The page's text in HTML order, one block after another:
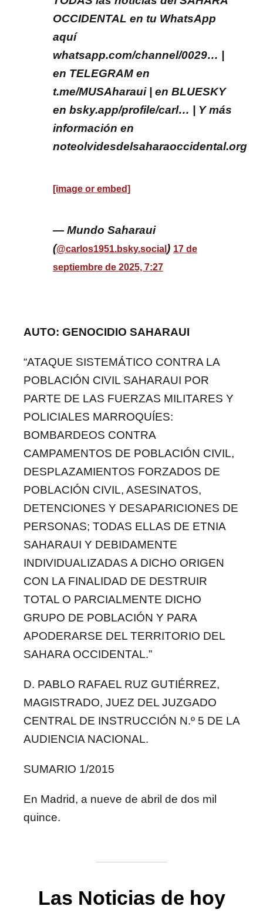
OCCIDENTAL en tu WhatsApp
aquí
whatsapp.com/channel/0029… |
en TELEGRAM en
t.me/MUSAharaui | en BLUESKY
en bsky.app/profile/carl… | Y más
información en
noteolvidesdelsaharaoccidental.org
[image or embed]
— Mundo Saharaui
(@carlos1951.bsky.social ) 17 de
septiembre de 2025, 7:27
AUTO: GENOCIDIO SAHARAUI
“ATAQUE SISTEMÁTICO CONTRA LA
POBLACIÓN CIVIL SAHARAUI POR
PARTE DE LAS FUERZAS MILITARES Y
POLICIALES MARROQUÍES:
BOMBARDEOS CONTRA
CAMPAMENTOS DE POBLACIÓN CIVIL,
DESPLAZAMIENTOS FORZADOS DE
POBLACIÓN CIVIL, ASESINATOS,
DETENCIONES Y DESAPARICIONES DE
PERSONAS; TODAS ELLAS DE ETNIA
SAHARAUI Y DEBIDAMENTE
INDIVIDUALIZADAS A DICHO ORIGEN
CON LA FINALIDAD DE DESTRUIR
TOTAL O PARCIALMENTE DICHO
GRUPO DE POBLACIÓN Y PARA
APODERARSE DEL TERRITORIO DEL
SAHARA OCCIDENTAL.”
D. PABLO RAFAEL RUZ GUTIÉRREZ,
MAGISTRADO, JUEZ DEL JUZGADO
CENTRAL DE INSTRUCCIÓN N.º 5 DE LA
AUDIENCIA NACIONAL.
SUMARIO 1/2015
En Madrid, a nueve de abril de dos mil
quince.
Las Noticias de hoy